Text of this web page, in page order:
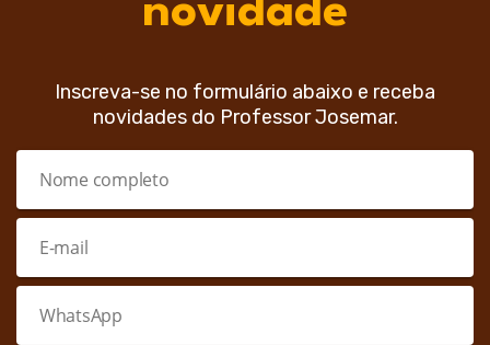
novidade
Inscreva-se no formulário abaixo e receba
novidades do Professor Josemar.